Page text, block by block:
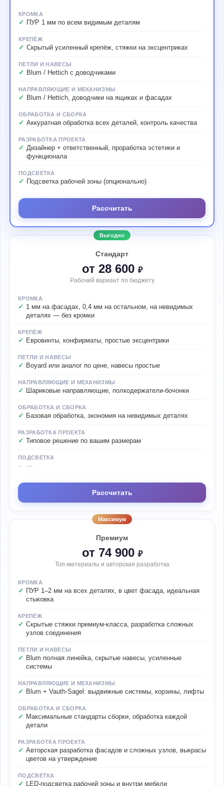
Выгодно
Стандарт
от 28 600 ₽
Рабочий вариант по бюджету
КРОМКА
1 мм на фасадах, 0,4 мм на остальном, на невидимых
деталях — без кромки
КРЕПЁЖ
Евровинты, конфирматы, простые эксцентрики
ПЕТЛИ И НАВЕСЫ
Boyard или аналог по цене, навесы простые
НАПРАВЛЯЮЩИЕ И МЕХАНИЗМЫ
Шариковые направляющие, полкодержатели-бочонки
ОБРАБОТКА И СБОРКА
Базовая обработка, экономия на невидимых деталях
РАЗРАБОТКА ПРОЕКТА
Типовое решение по вашим размерам
ПОДСВЕТКА
—
Рассчитать
КРОМКА
ПУР 1 мм по всем видимым деталям
КРЕПЁЖ
Скрытый усиленный крепёж, стяжки на эксцентриках
ПЕТЛИ И НАВЕСЫ
Blum / Hettich с доводчиками
НАПРАВЛЯЮЩИЕ И МЕХАНИЗМЫ
Blum / Hettich, доводчики на ящиках и фасадах
ОБРАБОТКА И СБОРКА
Аккуратная обработка всех деталей, контроль качества
РАЗРАБОТКА ПРОЕКТА
Дизайнер + ответственный, проработка эстетики и
функционала
ПОДСВЕТКА
Подсветка рабочей зоны (опционально)
Рассчитать
Максимум
Премиум
от 74 900 ₽
Топ-материалы и авторская разработка
КРОМКА
ПУР 1–2 мм на всех деталях, в цвет фасада, идеальная
стыковка
КРЕПЁЖ
Скрытые стяжки премиум-класса, разработка сложных
узлов соединения
ПЕТЛИ И НАВЕСЫ
Blum полная линейка, скрытые навесы, усиленные
системы
НАПРАВЛЯЮЩИЕ И МЕХАНИЗМЫ
Blum + Vauth-Sagel: выдвижные системы, корзины, лифты
ОБРАБОТКА И СБОРКА
Максимальные стандарты сборки, обработка каждой
детали
РАЗРАБОТКА ПРОЕКТА
Авторская разработка фасадов и сложных узлов, выкрасы
цветов на утверждение
ПОДСВЕТКА
LED-подсветка рабочей зоны и внутри мебели